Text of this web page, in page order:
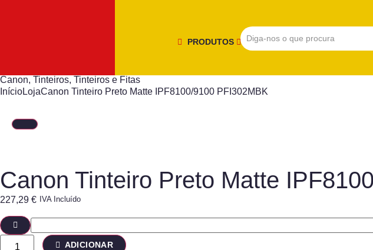
PRODUTOS
Canon, Tinteiros, Tinteiros e Fitas
InícioLojaCanon Tinteiro Preto Matte IPF8100/9100 PFI302MBK
Canon Tinteiro Preto Matte
227,29 € IVA Incluído
ADICIONAR